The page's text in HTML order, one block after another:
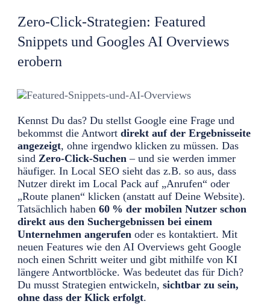
Zero-Click-Strategien: Featured
Snippets und Googles AI Overviews
erobern
Kennst Du das? Du stellst Google eine Frage und
bekommst die Antwort direkt auf der Ergebnisseite
angezeigt, ohne irgendwo klicken zu müssen. Das
sind Zero-Click-Suchen – und sie werden immer
häufiger. In Local SEO sieht das z.B. so aus, dass
Nutzer direkt im Local Pack auf „Anrufen“ oder
„Route planen“ klicken (anstatt auf Deine Website).
Tatsächlich haben 60 % der mobilen Nutzer schon
direkt aus den Suchergebnissen bei einem
Unternehmen angerufen oder es kontaktiert. Mit
neuen Features wie den AI Overviews geht Google
noch einen Schritt weiter und gibt mithilfe von KI
längere Antwortblöcke. Was bedeutet das für Dich?
Du musst Strategien entwickeln, sichtbar zu sein,
ohne dass der Klick erfolgt.